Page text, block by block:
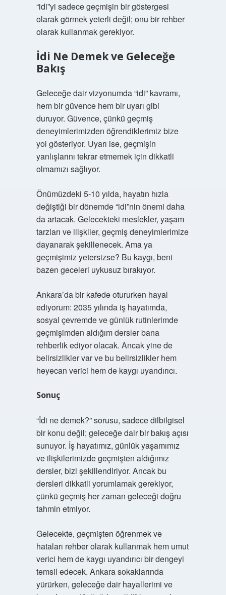
“idi”yi sadece geçmişin bir göstergesi
olarak görmek yeterli değil; onu bir rehber
olarak kullanmak gerekiyor.
İdi Ne Demek ve Geleceğe
Bakış
Geleceğe dair vizyonumda “idi” kavramı,
hem bir güvence hem bir uyarı gibi
duruyor. Güvence, çünkü geçmiş
deneyimlerimizden öğrendiklerimiz bize
yol gösteriyor. Uyarı ise, geçmişin
yanlışlarını tekrar etmemek için dikkatli
olmamızı sağlıyor.
Önümüzdeki 5-10 yılda, hayatın hızla
değiştiği bir dönemde “idi”nin önemi daha
da artacak. Gelecekteki meslekler, yaşam
tarzları ve ilişkiler, geçmiş deneyimlerimize
dayanarak şekillenecek. Ama ya
geçmişimiz yetersizse? Bu kaygı, beni
bazen geceleri uykusuz bırakıyor.
Ankara’da bir kafede otururken hayal
ediyorum: 2035 yılında iş hayatımda,
sosyal çevremde ve günlük rutinlerimde
geçmişimden aldığım dersler bana
rehberlik ediyor olacak. Ancak yine de
belirsizlikler var ve bu belirsizlikler hem
heyecan verici hem de kaygı uyandırıcı.
Sonuç
“İdi ne demek?” sorusu, sadece dilbilgisel
bir konu değil; geleceğe dair bir bakış açısı
sunuyor. İş hayatımız, günlük yaşamımız
ve ilişkilerimizde geçmişten aldığımız
dersler, bizi şekillendiriyor. Ancak bu
dersleri dikkatli yorumlamak gerekiyor,
çünkü geçmiş her zaman geleceği doğru
tahmin etmiyor.
Gelecekte, geçmişten öğrenmek ve
hataları rehber olarak kullanmak hem umut
verici hem de kaygı uyandırıcı bir dengeyi
temsil edecek. Ankara sokaklarında
yürürken, geleceğe dair hayallerimi ve